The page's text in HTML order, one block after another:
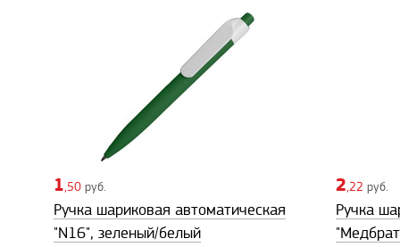
1,50 руб.
Ручка шариковая автоматическая
"N16", зеленый/белый
2,22 руб.
Ручка